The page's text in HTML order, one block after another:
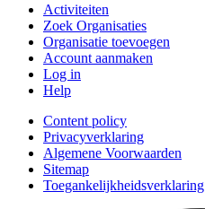
Activiteiten
Zoek Organisaties
Organisatie toevoegen
Account aanmaken
Log in
Help
Content policy
Privacyverklaring
Algemene Voorwaarden
Sitemap
Toegankelijkheidsverklaring